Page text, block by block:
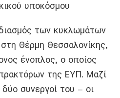
υποκόσμου
των κυκλωμάτων
Θέρμη Θεσσαλονίκης,
ένοπλος, ο οποίος
της ΕΥΠ. Μαζί
συνεργοί του – οι